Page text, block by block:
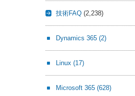
技術FAQ (2,238)
Dynamics 365 (2)
Linux (17)
Microsoft 365 (628)